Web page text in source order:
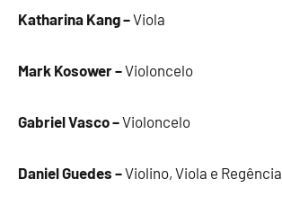
Katharina Kang –Viola
Mark Kosower –Violoncelo
Gabriel Vasco –Violoncelo
Daniel Guedes –Violino, Viola e Regência